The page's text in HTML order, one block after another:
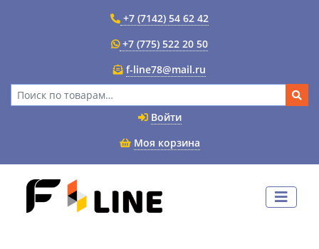
+7 (7142) 54 62 42
+7 (775) 522 20 50
f-line78@mail.ru
Искать:
Войти
Моя корзина